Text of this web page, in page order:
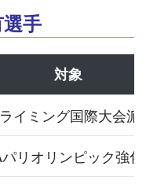
手
対象
イミング国際大会派
リオリンピック強